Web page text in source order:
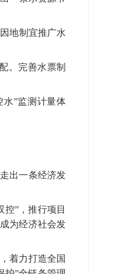
地制宜推广水
。完善水票制
”监测计量体
出一条经济发
”，推行项目
为经济社会发
着力打造全国